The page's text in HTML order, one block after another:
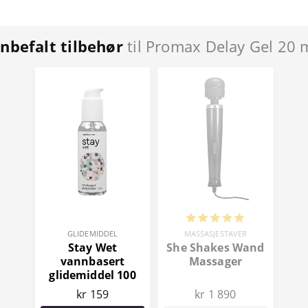
tilbehørtil Promax Delay Gel 20
GLIDEMIDDEL
Stay Wet
vannbasert
glidemiddel 100
ml
kr 159
MASSASJESTAVER
She Shakes Wand
Massager
kr 1 890